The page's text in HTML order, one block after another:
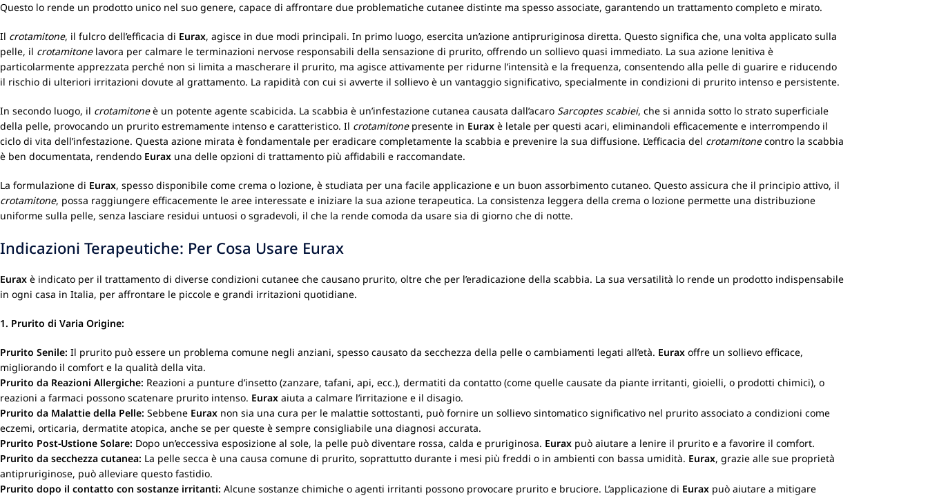
Questo lo rende un prodotto unico nel suo genere, capace di affrontare due problematiche cutanee distinte ma spesso associate, garantendo un trattamento completo e mirato.
Il crotamitone, il fulcro dell’efficacia di Eurax, agisce in due modi principali. In primo luogo, esercita un’azione antipruriginosa diretta. Questo significa che, una volta applicato sulla
pelle, il crotamitonelavora per calmare le terminazioni nervose responsabili della sensazione di prurito, offrendo un sollievo quasi immediato. La sua azione lenitiva è
particolarmente apprezzata perché non si limita a mascherare il prurito, ma agisce attivamente per ridurne l’intensità e la frequenza, consentendo alla pelle di guarire e riducendo
il rischio di ulteriori irritazioni dovute al grattamento. La rapidità con cui si avverte il sollievo è un vantaggio significativo, specialmente in condizioni di prurito intenso e persistente.
In secondo luogo, il crotamitoneè un potente agente scabicida. La scabbia è un’infestazione cutanea causata dall’acaro Sarcoptes scabiei, che si annida sotto lo strato superficiale
della pelle, provocando un prurito estremamente intenso e caratteristico. Il crotamitonepresente in Eurax è letale per questi acari, eliminandoli efficacemente e interrompendo il
ciclo di vita dell’infestazione. Questa azione mirata è fondamentale per eradicare completamente la scabbia e prevenire la sua diffusione. L’efficacia del crotamitonecontro la scabbia
è ben documentata, rendendo Eurax una delle opzioni di trattamento più affidabili e raccomandate.
La formulazione di Eurax, spesso disponibile come crema o lozione, è studiata per una facile applicazione e un buon assorbimento cutaneo. Questo assicura che il principio attivo, il
crotamitone, possa raggiungere efficacemente le aree interessate e iniziare la sua azione terapeutica. La consistenza leggera della crema o lozione permette una distribuzione
uniforme sulla pelle, senza lasciare residui untuosi o sgradevoli, il che la rende comoda da usare sia di giorno che di notte.
Indicazioni Terapeutiche: Per Cosa Usare Eurax
Eurax è indicato per il trattamento di diverse condizioni cutanee che causano prurito, oltre che per l’eradicazione della scabbia. La sua versatilità lo rende un prodotto indispensabile
in ogni casa in Italia, per affrontare le piccole e grandi irritazioni quotidiane.
1. Prurito di Varia Origine:
Prurito Senile: Il prurito può essere un problema comune negli anziani, spesso causato da secchezza della pelle o cambiamenti legati all’età. Eurax offre un sollievo efficace,
migliorando il comfort e la qualità della vita.
Prurito da Reazioni Allergiche: Reazioni a punture d’insetto (zanzare, tafani, api, ecc.), dermatiti da contatto (come quelle causate da piante irritanti, gioielli, o prodotti chimici), o
reazioni a farmaci possono scatenare prurito intenso. Eurax aiuta a calmare l’irritazione e il disagio.
Prurito da Malattie della Pelle: Sebbene Eurax non sia una cura per le malattie sottostanti, può fornire un sollievo sintomatico significativo nel prurito associato a condizioni come
eczemi, orticaria, dermatite atopica, anche se per queste è sempre consigliabile una diagnosi accurata.
Prurito Post-Ustione Solare: Dopo un’eccessiva esposizione al sole, la pelle può diventare rossa, calda e pruriginosa. Eurax può aiutare a lenire il prurito e a favorire il comfort.
Prurito da secchezza cutanea: La pelle secca è una causa comune di prurito, soprattutto durante i mesi più freddi o in ambienti con bassa umidità. Eurax, grazie alle sue proprietà
antipruriginose, può alleviare questo fastidio.
Prurito dopo il contatto con sostanze irritanti: Alcune sostanze chimiche o agenti irritanti possono provocare prurito e bruciore. L’applicazione di Eurax può aiutare a mitigare